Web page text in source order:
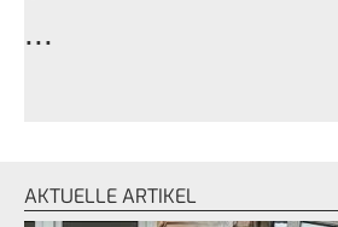
...
AKTUELLE ARTIKEL